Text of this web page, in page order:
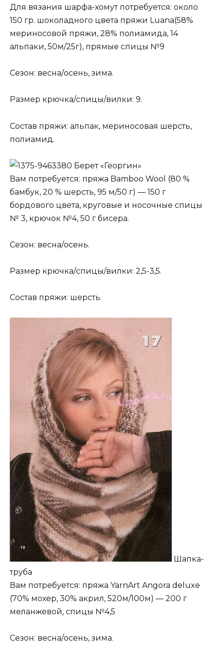
Для вязания шарфа-хомут потребуется: около
150 гр. шоколадного цвета пряжи Luana(58%
мериносовой пряжи, 28% полиамида, 14
альпаки, 50м/25г), прямые спицы №9
Сезон: весна/осень, зима.
Размер крючка/спицы/вилки: 9.
Состав пряжи: альпак, мериносовая шерсть,
полиамид.
Берет «Георгин»
Вам потребуется: пряжа Bamboo Wool (80 %
бамбук, 20 % шерсть, 95 м/50 г) — 150 г
бордового цвета, круговые и носочные спицы
№ 3, крючок №4, 50 г бисера.
Сезон: весна/осень.
Размер крючка/спицы/вилки: 2,5-3,5.
Состав пряжи: шерсть.
Шапка-
труба
Вам потребуется: пряжа YarnArt Angora deluxe
(70% мохер, 30% акрил, 520м/100м) — 200 г
меланжевой, спицы №4,5
Сезон: весна/осень, зима.